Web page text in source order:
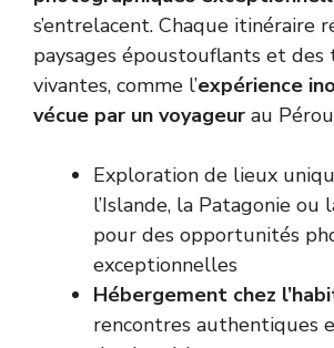
s’entrelacent. Chaque itinéraire
paysages époustouflants et des
vivantes, comme l’expérience
vécue par un voyageur au
Exploration de lieux
l’Islande, la Patagonie ou
pour des opportunités
exceptionnelles
Hébergement chez
rencontres authentiques